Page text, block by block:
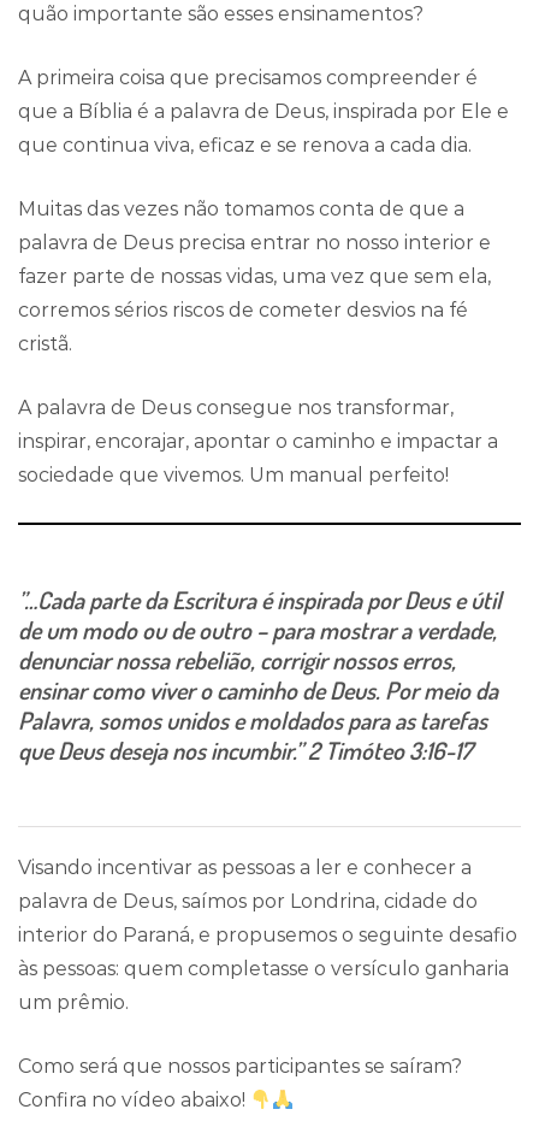
quão importante são esses ensinamentos?
A primeira coisa que precisamos compreender é
que a Bíblia é a palavra de Deus, inspirada por Ele e
que continua viva, eficaz e se renova a cada dia.
Muitas das vezes não tomamos conta de que a
palavra de Deus precisa entrar no nosso interior e
fazer parte de nossas vidas, uma vez que sem ela,
corremos sérios riscos de cometer desvios na fé
cristã.
A palavra de Deus consegue nos transformar,
inspirar, encorajar, apontar o caminho e impactar a
sociedade que vivemos. Um manual perfeito!
”…Cada parte da Escritura é inspirada por Deus e útil
de um modo ou de outro – para mostrar a verdade,
denunciar nossa rebelião, corrigir nossos erros,
ensinar como viver o caminho de Deus. Por meio da
Palavra, somos unidos e moldados para as tarefas
que Deus deseja nos incumbir.” 2 Timóteo 3:16-17
Visando incentivar as pessoas a ler e conhecer a
palavra de Deus, saímos por Londrina, cidade do
interior do Paraná, e propusemos o seguinte desafio
às pessoas: quem completasse o versículo ganharia
um prêmio.
Como será que nossos participantes se saíram?
Confira no vídeo abaixo!